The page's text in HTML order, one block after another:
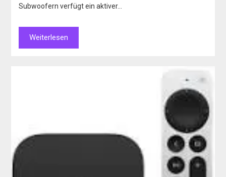
Subwoofern verfügt ein aktiver…
Weiterlesen